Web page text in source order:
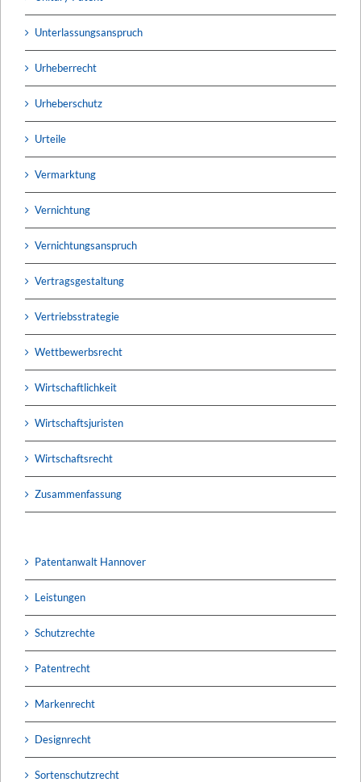
Unterlassungsanspruch
Urheberrecht
Urheberschutz
Urteile
Vermarktung
Vernichtung
Vernichtungsanspruch
Vertragsgestaltung
Vertriebsstrategie
Wettbewerbsrecht
Wirtschaftlichkeit
Wirtschaftsjuristen
Wirtschaftsrecht
Zusammenfassung
Patentanwalt Hannover
Leistungen
Schutzrechte
Patentrecht
Markenrecht
Designrecht
Sortenschutzrecht